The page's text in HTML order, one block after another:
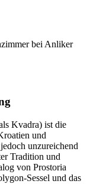
Kvadra) ist die
und
unzureichend
Tradition und
von Prostoria
Sessel und das